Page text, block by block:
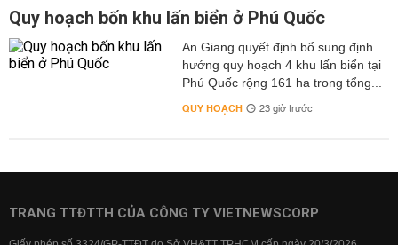
Quy hoạch bốn khu lấn biển ở Phú Quốc
An Giang quyết định bổ sung định
hướng quy hoạch 4 khu lấn biển tại
Phú Quốc rộng 161 ha trong tổng...
QUY HOẠCH 23 giờ trước
TRANG TTĐTTH CỦA CÔNG TY VIETNEWSCORP